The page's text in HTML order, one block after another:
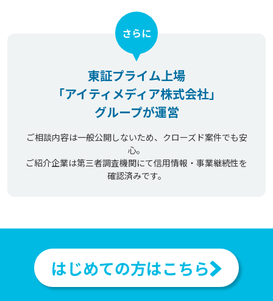
東証プライム上場
「アイティメディア株式会社」
グループが運営
さらに
ご相談内容は一般公開しないため、クローズド案件でも安
心。
ご紹介企業は第三者調査機関にて信用情報・事業継続性を
確認済みです。
はじめての方はこちら